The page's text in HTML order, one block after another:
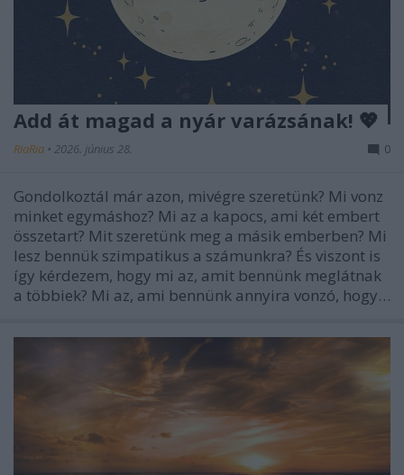
Add át magad a nyár varázsának! 💖
RiaRia • 2026. június 28. 0
Gondolkoztál már azon, mivégre szeretünk? Mi vonz
minket egymáshoz? Mi az a kapocs, ami két embert
összetart? Mit szeretünk meg a másik emberben? Mi
lesz bennük szimpatikus a számunkra? És viszont is
így kérdezem, hogy mi az, amit bennünk meglátnak
a többiek? Mi az, ami bennünk annyira vonzó, hogy…